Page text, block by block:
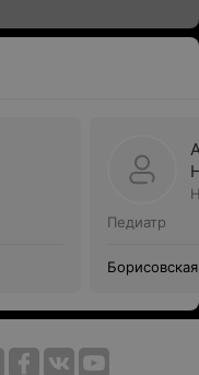
Педиатр